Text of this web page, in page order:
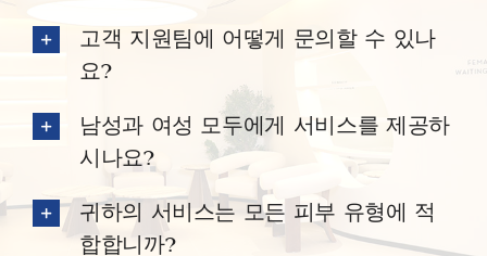
고객 지원팀에 어떻게 문의할 수 있나
요?
남성과 여성 모두에게 서비스를 제공하
시나요?
귀하의 서비스는 모든 피부 유형에 적
합합니까?